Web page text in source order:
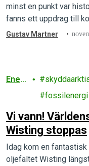
minst en punkt var
fanns ett uppdrag till
fossilreklamförbud på
Gustav Martner
Ener
fossilenergi
Vi vann!
Wisting stoppas
Idag kom en
oljefältet Wisting